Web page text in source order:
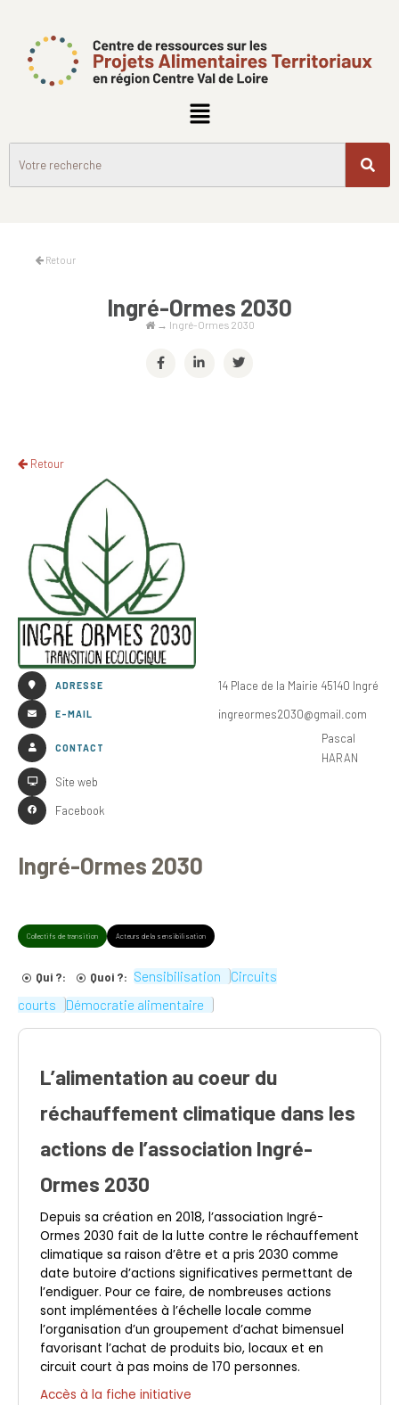
Retour
Ingré-Ormes 2030
→ Ingré-Ormes 2030
Retour
ADRESSE 14 Place de la Mairie 45140 Ingré
E-MAIL ingreormes2030@gmail.com
CONTACT
Pascal
HARAN
Site web
Facebook
Ingré-Ormes 2030
Collectifs de transition Acteurs de la sensibilisation
Qui ?: Quoi ?: Sensibilisation
Circuits
courts
Démocratie alimentaire
L’alimentation au coeur du
réchauffement climatique dans les
actions de l’association Ingré-
Ormes 2030
Depuis sa création en 2018, l’association Ingré-
Ormes 2030 fait de la lutte contre le réchauffement
climatique sa raison d’être et a pris 2030 comme
date butoire d’actions significatives permettant de
l’endiguer. Pour ce faire, de nombreuses actions
sont implémentées à l’échelle locale comme
l’organisation d’un groupement d’achat bimensuel
favorisant l’achat de produits bio, locaux et en
circuit court à pas moins de 170 personnes.
Accès à la fiche initiative